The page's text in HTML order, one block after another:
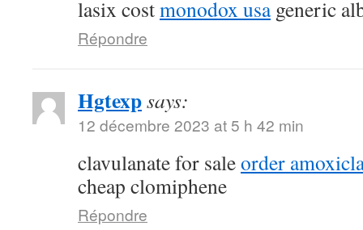
lasix costmonodox usageneric
Répondre
Hgtexpsays:
12 décembre 2023 at 5 h 42 min
clavulanate for saleorder
cheap clomiphene
Répondre